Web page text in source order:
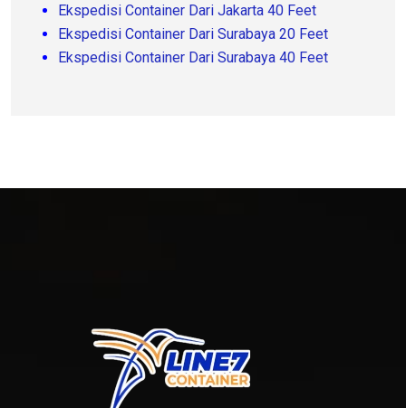
Ekspedisi Container Dari Jakarta 40 Feet
Ekspedisi Container Dari Surabaya 20 Feet
Ekspedisi Container Dari Surabaya 40 Feet